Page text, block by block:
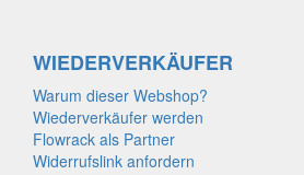
WIEDERVERKÄUFER
Warum dieser Webshop?
Wiederverkäufer werden
Flowrack als Partner
Widerrufslink anfordern